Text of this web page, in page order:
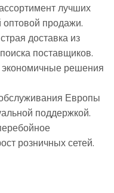
лучших
продажи.
доставка из
поставщиков.
решения
Европы
поддержкой.
розничных сетей.